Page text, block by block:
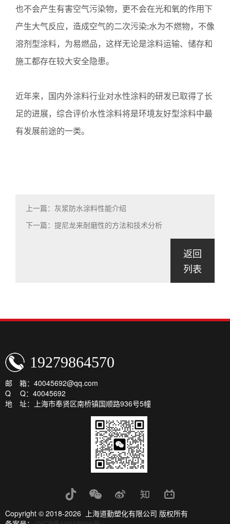
也不会产生有害空气污染物，更不会在光和氧的作用下
产生大气反应，造成空气的二次污染;水为不燃物，不像
溶剂型涂料，为易燃品，这样无论是涂料运输、储存和
施工都存在较大安全隐患。
近年来，国内外涂料行业对水性涂料的研发已取得了长
足的进展，综合评价水性涂料将是环境友好型涂料中最
有发展前途的一类。
上一篇：灰浆防水涂料性能介绍
下一篇：提尼龙来耐磨性的方法和技术分析
返回
列表
19279864570
邮 箱：40045692@qq.com
Q Q：40045692
地 址：上海市奉贤区南桥镇国顺路936号5幢
Copyright © 2018-2026 上海道勤塑化有限公司 版权所有